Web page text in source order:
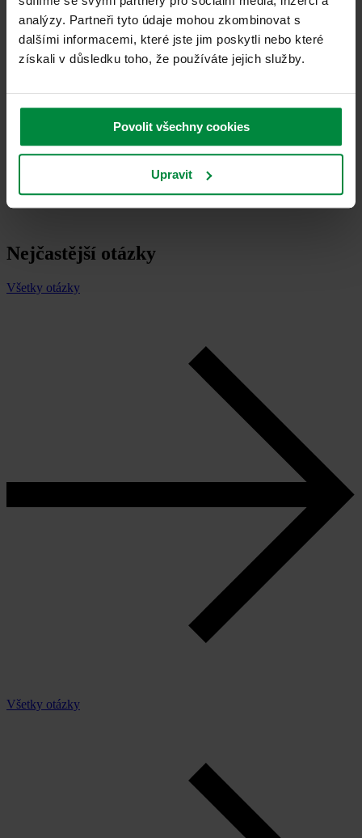
analýzy. Partneři tyto údaje mohou zkombinovat s
dalšími informacemi, které jste jim poskytli nebo které
získali v důsledku toho, že používáte jejich služby.
Povolit všechny cookies
Upravit
Nejčastější otázky
Všetky otázky
Všetky otázky